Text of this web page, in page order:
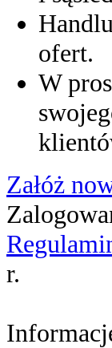
ofert.
W
Załóż
r.